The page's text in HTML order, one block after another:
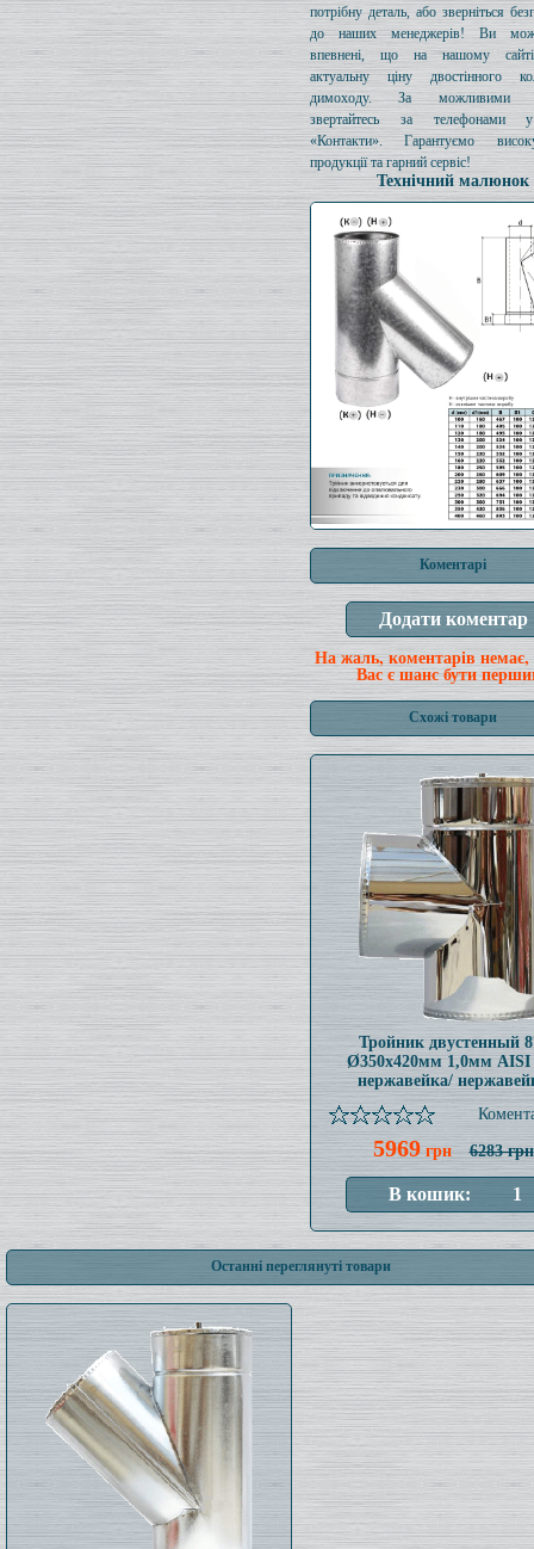
потрібну деталь, або зверніться
до наших менеджерів! Ви
впевнені, що на нашому
актуальну ціну двостінного
димоходу. За можливими
звертайтесь за телефонами
«Контакти». Гарантуємо
продукції та гарний сервіс!
Технічний малюнок
Коментарі
На жаль, коментарів немає,
Вас є шанс бути
Схожі товари
Тройник двустенный
Ø350x420мм 1,0мм AISI
нержавейка/
5969грн 6283 грн
Останні переглянуті товари